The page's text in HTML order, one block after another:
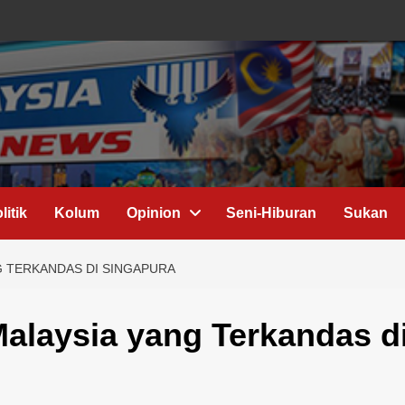
Kolum Opinion Seni-Hiburan Sukan
TERKANDAS DI SINGAPURA
yang Terkandas